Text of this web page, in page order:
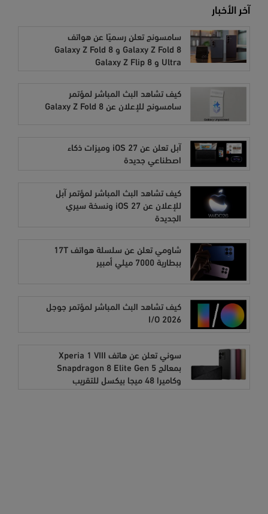
آخر الأخبار
سامسونج تعلن رسميًا عن هواتف
Galaxy Z Fold 8 و Galaxy Z Fold 8
Ultra و Galaxy Z Flip 8
كيف تشاهد البث المباشر لمؤتمر
سامسونج للإعلان عن Galaxy Z Fold 8
آبل تعلن عن iOS 27 وميزات ذكاء
اصطناعي جديدة
كيف تشاهد البث المباشر لمؤتمر آبل
للإعلان عن iOS 27 ونسخة سيري
الجديدة
شاومي تعلن عن سلسلة هواتف 17T
ببطارية 7000 ميلي أمبير
كيف تشاهد البث المباشر لمؤتمر جوجل
I/O 2026
سوني تعلن عن هاتف Xperia 1 VIII
بمعالج Snapdragon 8 Elite Gen 5
وكاميرا 48 ميجا بيكسل للتقريب